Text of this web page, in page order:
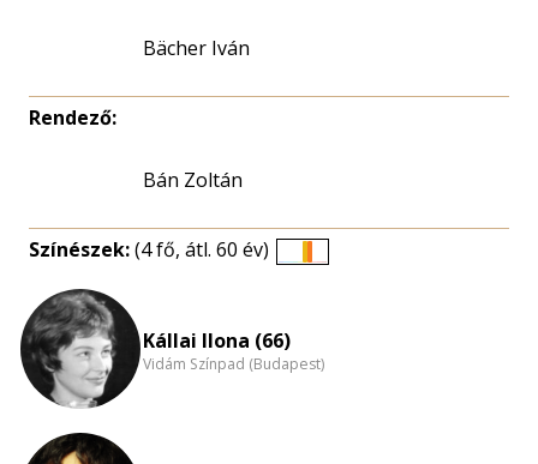
Bächer Iván
Rendező:
Bán Zoltán
Színészek:(4 fő, átl. 60 év)
Kállai Ilona (66)
Vidám Színpad (Budapest)